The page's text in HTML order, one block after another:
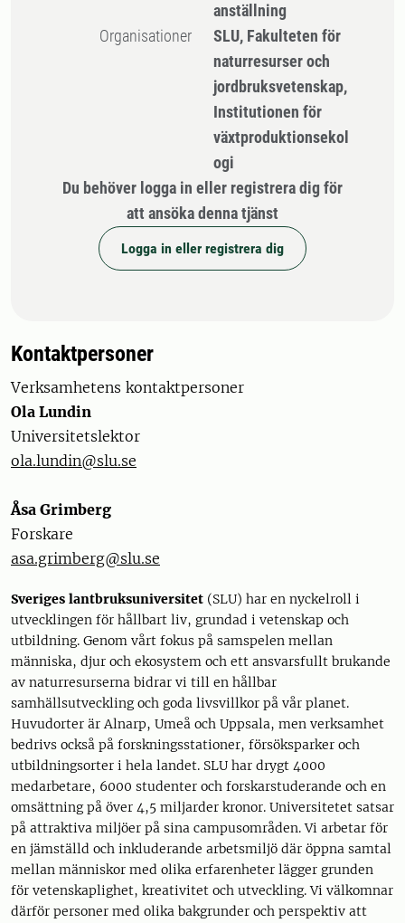
anställning
Organisationer
SLU, Fakulteten för
naturresurser och
jordbruksvetenskap,
Institutionen för
växtproduktionsekol
ogi
Du behöver logga in eller registrera dig för
att ansöka denna tjänst
Logga in eller registrera dig
Kontaktpersoner
Verksamhetens kontaktpersoner
Ola Lundin
Universitetslektor
ola.lundin@slu.se
Åsa Grimberg
Forskare
asa.grimberg@slu.se
Sveriges lantbruksuniversitet (SLU) har en nyckelroll i
utvecklingen för hållbart liv, grundad i vetenskap och
utbildning. Genom vårt fokus på samspelen mellan
människa, djur och ekosystem och ett ansvarsfullt brukande
av naturresurserna bidrar vi till en hållbar
samhällsutveckling och goda livsvillkor på vår planet.
Huvudorter är Alnarp, Umeå och Uppsala, men verksamhet
bedrivs också på forskningsstationer, försöksparker och
utbildningsorter i hela landet. SLU har drygt 4000
medarbetare, 6000 studenter och forskarstuderande och en
omsättning på över 4,5 miljarder kronor. Universitetet satsar
på attraktiva miljöer på sina campusområden. Vi arbetar för
en jämställd och inkluderande arbetsmiljö där öppna samtal
mellan människor med olika erfarenheter lägger grunden
för vetenskaplighet, kreativitet och utveckling. Vi välkomnar
därför personer med olika bakgrunder och perspektiv att